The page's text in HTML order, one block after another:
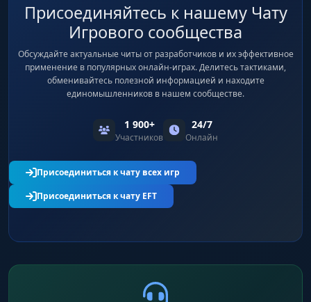
Присоединяйтесь к нашему Чату
Игрового сообщества
Обсуждайте актуальные читы от разработчиков и их эффективное
применение в популярных онлайн-играх. Делитесь тактиками,
обменивайтесь полезной информацией и находите
единомышленников в нашем сообществе.
1 900+
Участников
24/7
Онлайн
Присоединиться к чату всех игр
Присоединиться к чату EFT